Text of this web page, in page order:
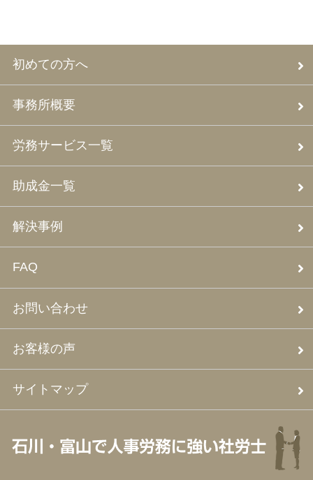
初めての方へ
事務所概要
労務サービス一覧
助成金一覧
解決事例
FAQ
お問い合わせ
お客様の声
サイトマップ